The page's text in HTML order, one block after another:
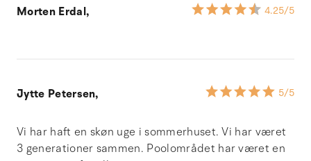
Morten Erdal, 4.25/5
Jytte Petersen, 5/5
Vi har haft en skøn uge i sommerhuset. Vi har været
3 generationer sammen. Poolområdet har været en